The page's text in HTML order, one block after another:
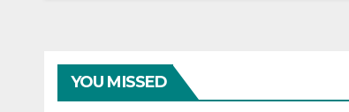
YOU MISSED